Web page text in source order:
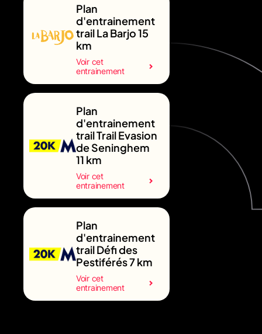
Plan
d'entrainement
trail La Barjo 15
km
Voir cet
entrainement
Plan
d'entrainement
trail Trail Evasion
de Seninghem
11 km
Voir cet
entrainement
Plan
d'entrainement
trail Défi des
Pestiférés 7 km
Voir cet
entrainement